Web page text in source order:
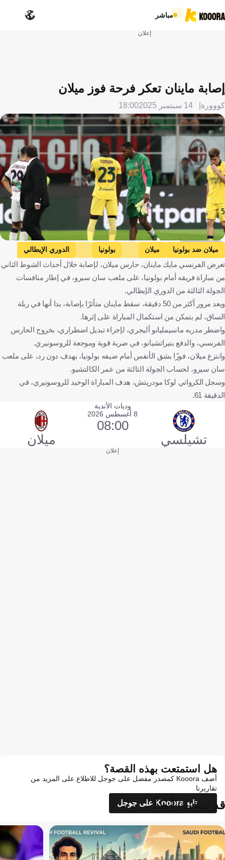
مباشر
إعلان
إصابة ماينان تعكر فرحة فوز ميلان
كووورة 14 سبتمبر 2025 18:00
Getty Images
ميلان ضد بولونيا ميلان بولونيا
الدوري الإيطالي
مايك ماينان
ماسيميليانو أليجري إيطاليا كرة قدم
تعرض الفرنسي مايك ماينان، حارس ميلان، لإصابة خلال أحداث الشوط الثاني
من مباراة فريقه أمام بولونيا، على ملعب سان سيرو، في إطار منافسات
الجولة الثالثة من الدوري الإيطالي.
وبعد مرور أكثر من 50 دقيقة، سقط ماينان متأثرًا بإصابة، بدا أنها في ربلة
الساق، لم يتمكن من استكمال المباراة على إثرها.
واضطر مدربه ماسيمليانو أليجري، لإجراء تبديل اضطراري، بخروج الحارس
الفرنسي، والدفع بتيراتشيانو، في ضربة قوية وموجعة للروسونيري.
وانتزع ميلان، فوزًا بشق الأنفس أمام ضيفه بولونيا، بهدف دون رد، على ملعب
سان سيرو، لحساب الجولة الثالثة من عمر الكالتشيو.
وسجل الكرواتي لوكا مودريتش، هدف المباراة الوحيد للروسونيري، في
الدقيقة 61.
وديات الأندية
تشيلسي
8 أغسطس 2026
08:00
ميلان
إعلان
هل استمتعت بهذه القصة؟
أضف Kooora كمصدر مفضل على جوجل للاطلاع على المزيد من
تقاريرنا
تابع Kooora على جوجل
قد يعجبك أيضاً